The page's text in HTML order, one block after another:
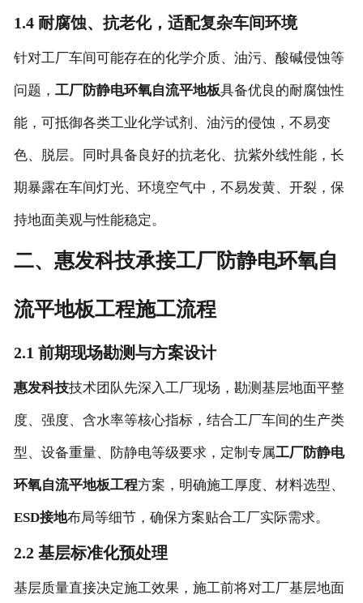
1.4 耐腐蚀、抗老化，适配复杂车间环境
针对工厂车间可能存在的化学介质、油污、酸碱侵蚀等
问题， 工厂防静电环氧自流平地板具备优良的耐腐蚀性
能，可抵御各类工业化学试剂、油污的侵蚀，不易变
色、脱层。同时具备良好的抗老化、抗紫外线性能，长
期暴露在车间灯光、环境空气中，不易发黄、开裂，保
持地面美观与性能稳定。
二、惠发科技承接工厂防静电环氧自
流平地板工程施工流程
2.1 前期现场勘测与方案设计
惠发科技技术团队先深入工厂现场，勘测基层地面平整
度、强度、含水率等核心指标，结合工厂车间的生产类
型、设备重量、防静电等级要求，定制专属工厂防静电
环氧自流平地板工程方案，明确施工厚度、材料选型、
ESD接地布局等细节，确保方案贴合工厂实际需求。
2.2 基层标准化预处理
基层质量直接决定施工效果，施工前将对工厂基层地面